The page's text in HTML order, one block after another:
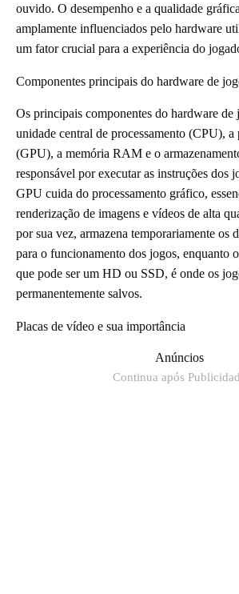
ouvido. O desempenho e a qualidade
amplamente influenciados pelo hardware
um fator crucial para a experiência do
Componentes principais do hardware de
Os principais componentes do hardware de
unidade central de processamento (CPU), a
(GPU), a memória RAM e o
responsável por executar as instruções dos
GPU cuida do processamento gráfico,
renderização de imagens e vídeos de alta
por sua vez, armazena temporariamente os
para o funcionamento dos jogos, enquanto
que pode ser um HD ou SSD, é onde os
permanentemente salvos.
Placas de vídeo e sua importância
Anúncios
Continua após